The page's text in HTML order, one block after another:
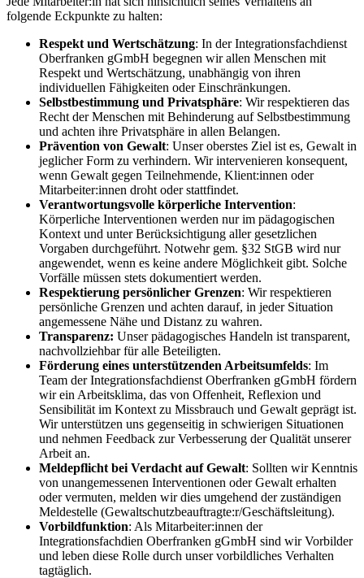
folgende Eckpunkte zu halten:
Respekt und Wertschätzung: In der Integrationsfachdienst
Oberfranken gGmbH begegnen wir allen Menschen mit
Respekt und Wertschätzung, unabhängig von ihren
individuellen Fähigkeiten oder Einschränkungen.
Selbstbestimmung und Privatsphäre: Wir respektieren das
Recht der Menschen mit Behinderung auf Selbstbestimmung
und achten ihre Privatsphäre in allen Belangen.
Prävention von Gewalt: Unser oberstes Ziel ist es, Gewalt in
jeglicher Form zu verhindern. Wir intervenieren konsequent,
wenn Gewalt gegen Teilnehmende, Klient:innen oder
Mitarbeiter:innen droht oder stattfindet.
Verantwortungsvolle körperliche Intervention:
Körperliche Interventionen werden nur im pädagogischen
Kontext und unter Berücksichtigung aller gesetzlichen
Vorgaben durchgeführt. Notwehr gem. §32 StGB wird nur
angewendet, wenn es keine andere Möglichkeit gibt. Solche
Vorfälle müssen stets dokumentiert werden.
Respektierung persönlicher Grenzen: Wir respektieren
persönliche Grenzen und achten darauf, in jeder Situation
angemessene Nähe und Distanz zu wahren.
Transparenz: Unser pädagogisches Handeln ist transparent,
nachvollziehbar für alle Beteiligten.
Förderung eines unterstützenden Arbeitsumfelds: Im
Team der Integrationsfachdienst Oberfranken gGmbH fördern
wir ein Arbeitsklima, das von Offenheit, Reflexion und
Sensibilität im Kontext zu Missbrauch und Gewalt geprägt ist.
Wir unterstützen uns gegenseitig in schwierigen Situationen
und nehmen Feedback zur Verbesserung der Qualität unserer
Arbeit an.
Meldepflicht bei Verdacht auf Gewalt: Sollten wir Kenntnis
von unangemessenen Interventionen oder Gewalt erhalten
oder vermuten, melden wir dies umgehend der zuständigen
Meldestelle (Gewaltschutzbeauftragte:r/Geschäftsleitung).
Vorbildfunktion: Als Mitarbeiter:innen der
Integrationsfachdien Oberfranken gGmbH sind wir Vorbilder
und leben diese Rolle durch unser vorbildliches Verhalten
tagtäglich.